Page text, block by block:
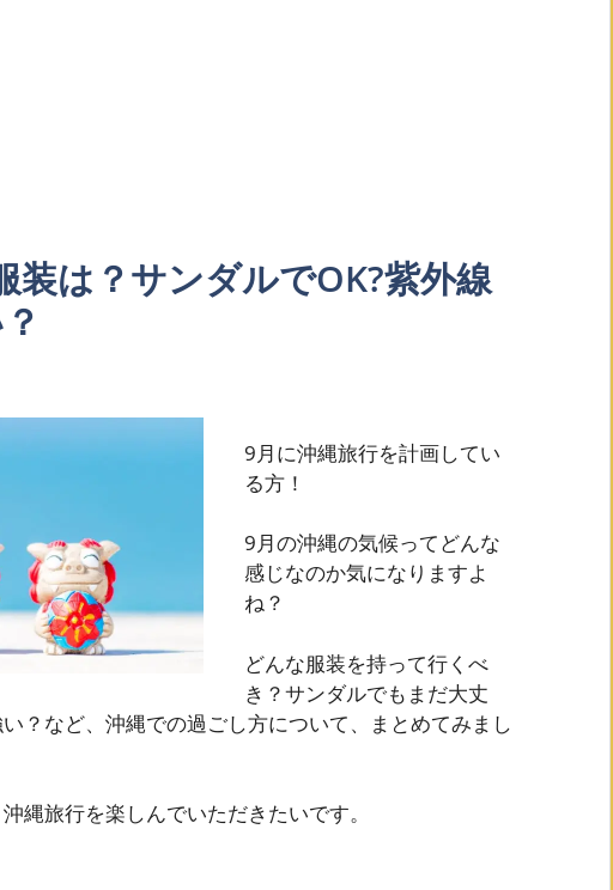
装は？サンダルでOK?紫外線
9月に沖縄旅行を計画してい
る方！
9月の沖縄の気候ってどんな
感じなのか気になりますよ
ね？
どんな服装を持って行くべ
き？サンダルでもまだ大丈
？など、沖縄での過ごし方について、まとめてみまし
縄旅行を楽しんでいただきたいです。